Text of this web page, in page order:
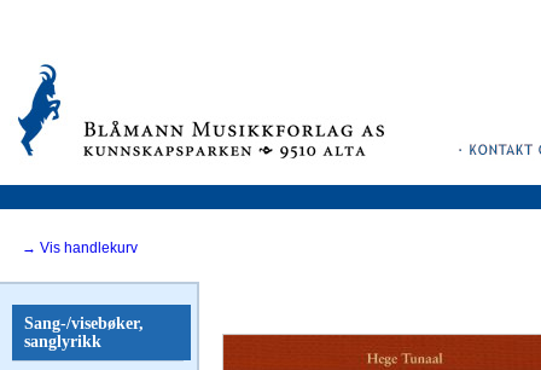
→ Vis handlekurv
Sang-/visebøker,
sanglyrikk